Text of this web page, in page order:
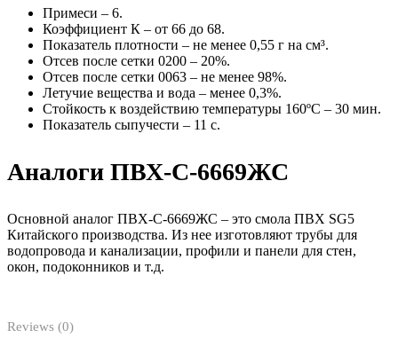
Примеси – 6.
Коэффициент К – от 66 до 68.
Показатель плотности – не менее 0,55 г на см³.
Отсев после сетки 0200 – 20%.
Отсев после сетки 0063 – не менее 98%.
Летучие вещества и вода – менее 0,3%.
Стойкость к воздействию температуры 160ºС – 30 мин.
Показатель сыпучести – 11 с.
Аналоги ПВХ-С-6669ЖС
Основной аналог ПВХ-С-6669ЖС – это смола ПВХ SG5
Китайского производства. Из нее изготовляют трубы для
водопровода и канализации, профили и панели для стен,
окон, подоконников и т.д.
Reviews (0)